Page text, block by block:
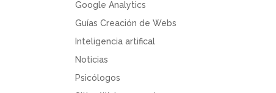
Google Analytics
Guías Creación de Webs
Inteligencia artifical
Noticias
Psicólogos